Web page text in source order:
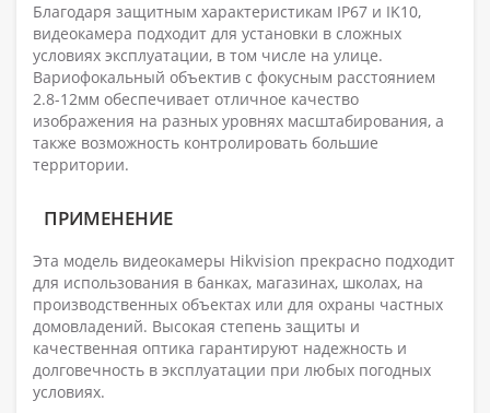
Благодаря защитным характеристикам IP67 и IK10,
видеокамера подходит для установки в сложных
условиях эксплуатации, в том числе на улице.
Вариофокальный объектив с фокусным расстоянием
2.8-12мм обеспечивает отличное качество
изображения на разных уровнях масштабирования, а
также возможность контролировать большие
территории.
ПРИМЕНЕНИЕ
Эта модель видеокамеры Hikvision прекрасно подходит
для использования в банках, магазинах, школах, на
производственных объектах или для охраны частных
домовладений. Высокая степень защиты и
качественная оптика гарантируют надежность и
долговечность в эксплуатации при любых погодных
условиях.